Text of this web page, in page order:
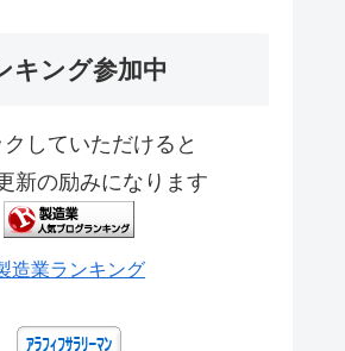
キング参加中
クしていただけると
新の励みになります
造業ランキング